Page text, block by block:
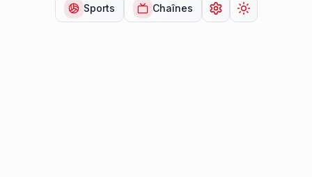
Sports Chaînes Ouvrir lesChanger de